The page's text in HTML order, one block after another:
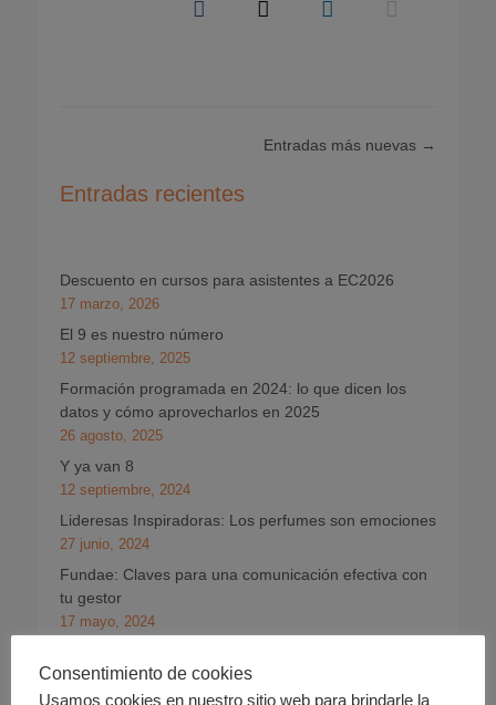
entradas
Entradas más nuevas →
Entradas recientes
Descuento en cursos para asistentes a EC2026
17 marzo, 2026
El 9 es nuestro número
12 septiembre, 2025
Formación programada en 2024: lo que dicen los
datos y cómo aprovecharlos en 2025
26 agosto, 2025
Y ya van 8
12 septiembre, 2024
Lideresas Inspiradoras: Los perfumes son emociones
27 junio, 2024
Fundae: Claves para una comunicación efectiva con
tu gestor
17 mayo, 2024
8 abril, 2024
Consentimiento de cookies
Usamos cookies en nuestro sitio web para brindarle la